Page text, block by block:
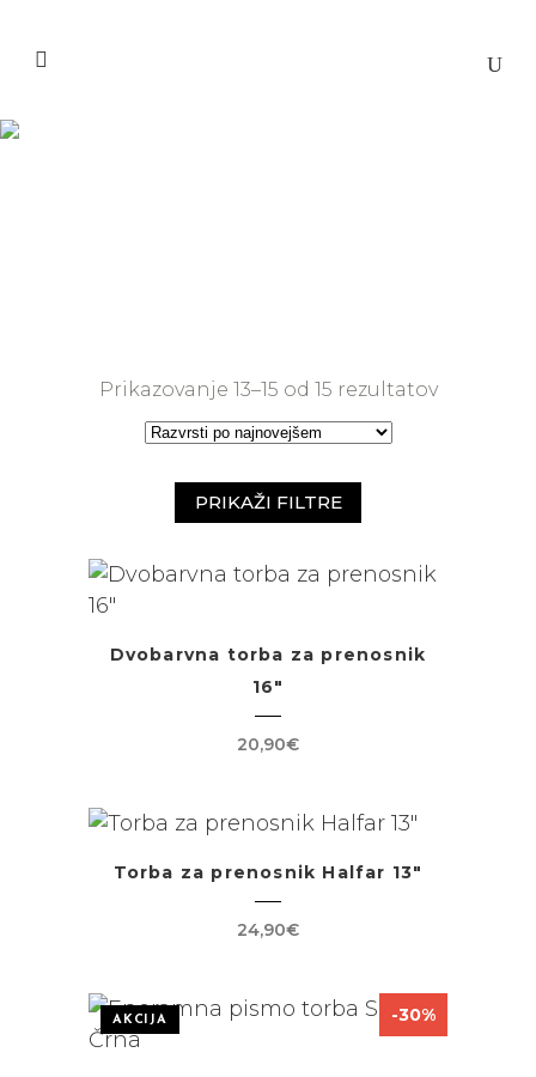
Prikazovanje 13–15 od 15 rezultatov
PRIKAŽI FILTRE
Dvobarvna torba za prenosnik
16″
20,90€
Torba za prenosnik Halfar 13″
24,90€
AKCIJA -30%